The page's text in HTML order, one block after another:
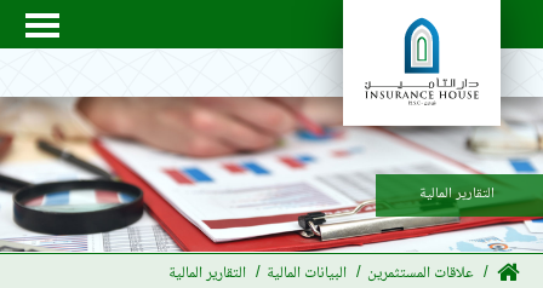
التقارير المالية
علاقات المستثمرين البيانات المالية
التقارير المالية